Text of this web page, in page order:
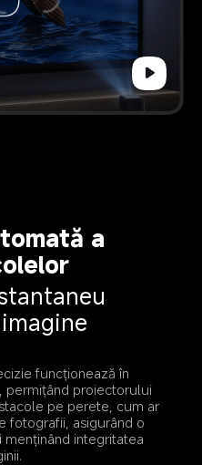
a
funcționează în
permițând proiectorului
pe perete, cum ar
fotografii, asigurând o
integritatea